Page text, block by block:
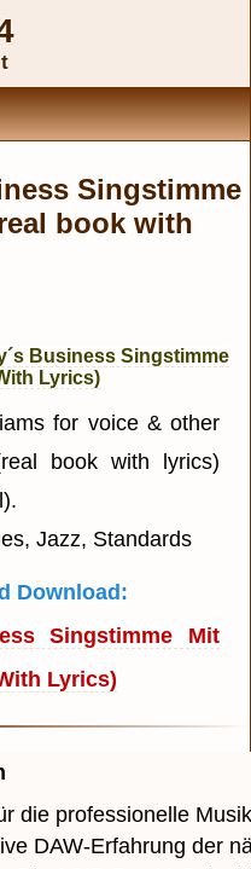
Singstimme
book with
Business Singstimme
Lyrics)
for voice & other
book with lyrics)
Jazz, Standards
Download:
Singstimme Mit
Lyrics)
die professionelle
DAW-Erfahrung der